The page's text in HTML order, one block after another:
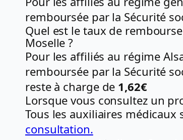
remboursée par la Sécurité
Quel est le taux de
Moselle ?
Pour les affiliés au régime
remboursée par la Sécurité
reste à charge de 1,62€
Lorsque vous consultez un
Tous les auxiliaires médicaux
consultation.